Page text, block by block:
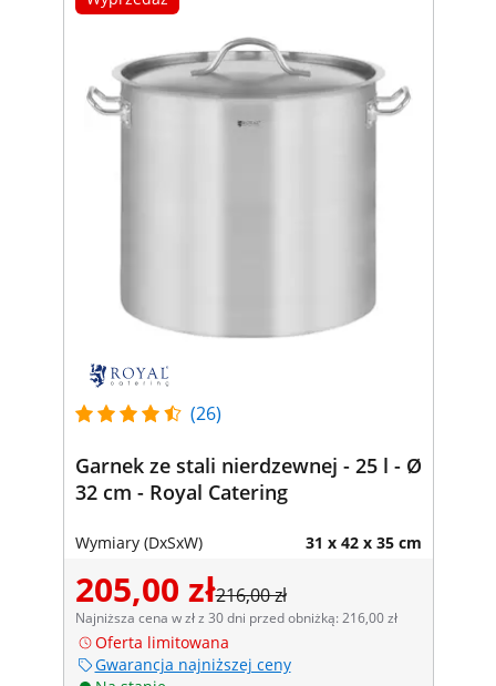
(26)
Garnek ze stali nierdzewnej - 25 l - Ø
32 cm - Royal Catering
Wymiary (DxSxW) 31 x 42 x 35 cm
205,00 zł216,00 zł
Najniższa cena w zł z 30 dni przed obniżką: 216,00 zł
Oferta limitowana
Gwarancja najniższej ceny